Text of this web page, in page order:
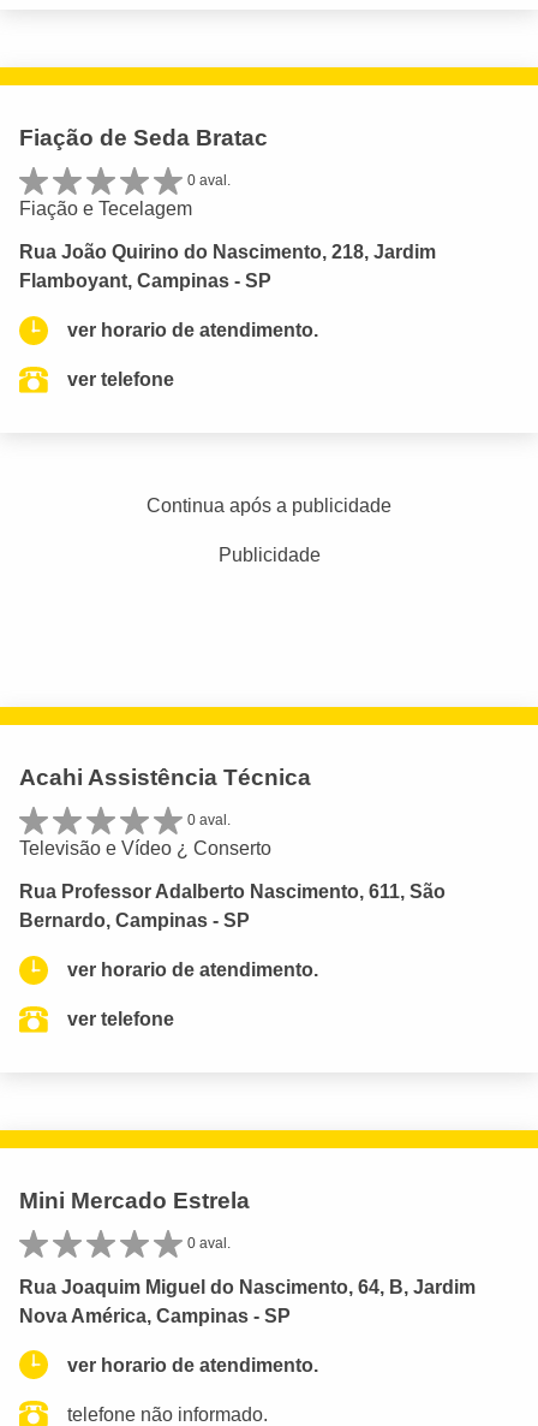
Fiação de Seda Bratac
0 aval.
Fiação e Tecelagem
Rua João Quirino do Nascimento, 218, Jardim
Flamboyant, Campinas - SP
ver horario de atendimento.
ver telefone
Continua após a publicidade
Publicidade
Acahi Assistência Técnica
0 aval.
Televisão e Vídeo ¿ Conserto
Rua Professor Adalberto Nascimento, 611, São
Bernardo, Campinas - SP
ver horario de atendimento.
ver telefone
Mini Mercado Estrela
0 aval.
Rua Joaquim Miguel do Nascimento, 64, B, Jardim
Nova América, Campinas - SP
ver horario de atendimento.
telefone não informado.